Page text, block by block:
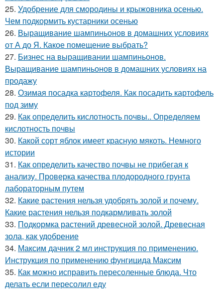
25. Удобрение для смородины и крыжовника осенью.
Чем подкормить кустарники осенью
26. Выращивание шампиньонов в домашних условиях
от А до Я. Какое помещение выбрать?
27. Бизнес на выращивании шампиньонов.
Выращивание шампиньонов в домашних условиях на
продажу
28. Озимая посадка картофеля. Как посадить картофель
под зиму
29. Как определить кислотность почвы.. Определяем
кислотность почвы
30. Какой сорт яблок имеет красную мякоть. Немного
истории
31. Как определить качество почвы не прибегая к
анализу. Проверка качества плодородного грунта
лабораторным путем
32. Какие растения нельзя удобрять золой и почему.
Какие растения нельзя подкармливать золой
33. Подкормка растений древесной золой. Древесная
зола, как удобрение
34. Максим дачник 2 мл инструкция по применению.
Инструкция по применению фунгицида Максим
35. Как можно исправить пересоленные блюда. Что
делать если пересолил еду